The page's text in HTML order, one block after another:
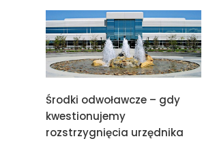
Środki odwoławcze – gdy
kwestionujemy
rozstrzygnięcia urzędnika